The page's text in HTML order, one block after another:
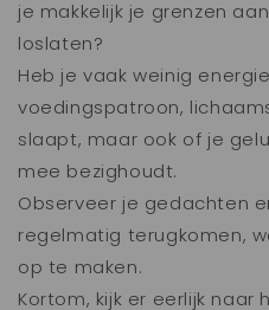
je makkelijk je grenzen
loslaten?
Heb je vaak weinig
voedingspatroon,
slaapt, maar ook of je
mee bezighoudt.
Observeer je gedachten
regelmatig terugkomen,
op te maken.
Kortom, kijk er eerlijk naar